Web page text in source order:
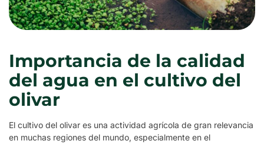
Importancia de la calidad
del agua en el cultivo del
olivar
El cultivo del olivar es una actividad agrícola de gran relevancia
en muchas regiones del mundo, especialmente en el